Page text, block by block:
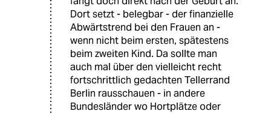
Dort setzt - belegbar - der finanzielle
Abwärtstrend bei den Frauen an -
wenn nicht beim ersten, spätestens
beim zweiten Kind. Da sollte man
auch mal über den vielleicht recht
fortschrittlich gedachten Tellerrand
Berlin rausschauen - in andere
Bundesländer wo Hortplätze oder